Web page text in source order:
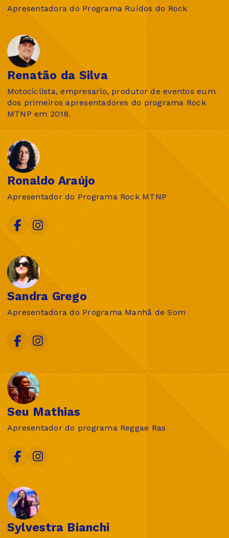
Apresentadora do Programa Ruídos do Rock
Renatão da Silva
Motociclista, empresario, produtor de eventos eum
dos primeiros apresentadores do programa Rock
MTNP em 2018.
Ronaldo Araújo
Apresentador do Programa Rock MTNP
Sandra Grego
Apresentadora do Programa Manhã de Som
Seu Mathias
Apresentador do programa Reggae Ras
Sylvestra Bianchi